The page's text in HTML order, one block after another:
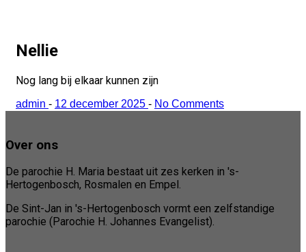
Nellie
Nog lang bij elkaar kunnen zijn
admin - 12 december 2025 - No Comments
Over ons
De parochie H. Maria bestaat uit zes kerken in 's-
Hertogenbosch, Rosmalen en Empel.
De Sint-Jan in 's-Hertogenbosch vormt een zelfstandige
parochie (Parochie H. Johannes Evangelist).